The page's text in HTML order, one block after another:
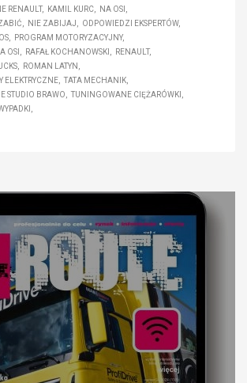
RENAULT
KAMIL KURC
NA OSI
NIE ZABIJAJ
ODPOWIEDZI EKSPERTÓW
PROGRAM MOTORYZACYJNY
OSI
RAFAŁ KOCHANOWSKI
RENAULT
ROMAN LATYN
ELEKTRYCZNE
TATA MECHANIK
STUDIO BRAWO
TUNINGOWANE CIĘŻARÓWKI